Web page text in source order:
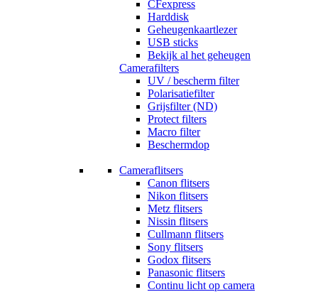
CFexpress
Harddisk
Geheugenkaartlezer
USB sticks
Bekijk al het geheugen
Camerafilters
UV / bescherm filter
Polarisatiefilter
Grijsfilter (ND)
Protect filters
Macro filter
Beschermdop
Cameraflitsers
Canon flitsers
Nikon flitsers
Metz flitsers
Nissin flitsers
Cullmann flitsers
Sony flitsers
Godox flitsers
Panasonic flitsers
Continu licht op camera